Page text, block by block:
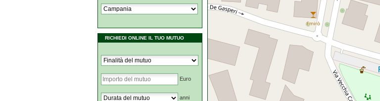
RICHIEDI ONLINE IL TUO MUTUO
Euro
anni